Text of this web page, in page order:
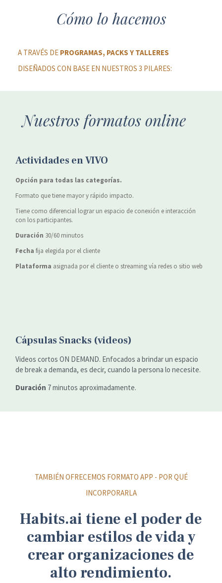
Cómo lo hacemos
A TRAVÉS DE PROGRAMAS, PACKS Y TALLERES
DISEÑADOS CON BASE EN NUESTROS 3 PILARES:
Nuestros formatos online
Actividades en VIVO
Opción para todas las categorías.
Formato que tiene mayor y rápido impacto.
Tiene como diferencial lograr un espacio de conexión e interacción
con los participantes.
Duración 30/60 minutos
Fecha fija elegida por el cliente
Plataforma asignada por el cliente o streaming vía redes o sitio web
Cápsulas Snacks (videos)
Videos cortos ON DEMAND. Enfocados a brindar un espacio
de break a demanda, es decir, cuando la persona lo necesite.
Duración 7 minutos aproximadamente.
TAMBIÉN OFRECEMOS FORMATO APP - POR QUÉ
INCORPORARLA
Habits.ai tiene el poder de
cambiar estilos de vida y
crear organizaciones de
alto rendimiento.